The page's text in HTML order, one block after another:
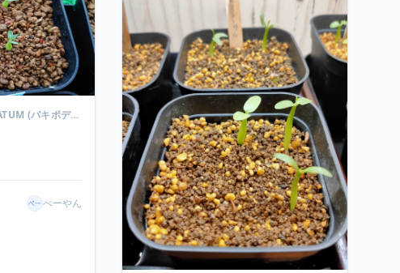
PACHYPODIUM ROSULATUM (パキポディウム ロスラーツム)
ぺーやん